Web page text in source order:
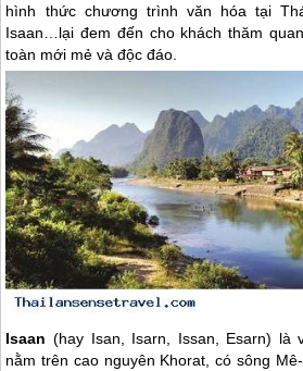
hình thức chương trình văn hóa tại
Isaan…lại đem đến cho khách thăm
toàn mới mẻ và độc đáo.
Isaan (hay Isan, Isarn, Issan, Esarn) là
nằm trên cao nguyên Khorat, có sông